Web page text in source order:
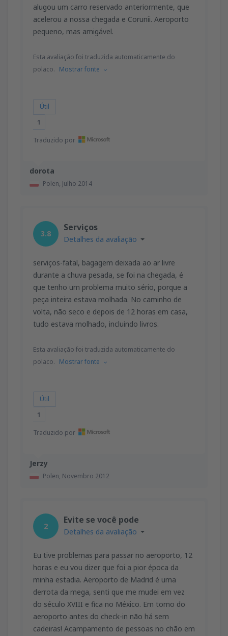
dorota
Polen, Julho 2014
alugou um carro reservado anteriormente, que
acelerou a nossa chegada e Corunii. Aeroporto
pequeno, mas amigável.
Esta avaliação foi traduzida automaticamente do
polaco. Mostrar fonte
Útil
1
Traduzido por
Jerzy
Polen, Novembro 2012
3.8
Serviços
Detalhes da avaliação
serviços-fatal, bagagem deixada ao ar livre
durante a chuva pesada, se foi na chegada, é
que tenho um problema muito sério, porque a
peça inteira estava molhada. No caminho de
volta, não seco e depois de 12 horas em casa,
tudo estava molhado, incluindo livros.
Esta avaliação foi traduzida automaticamente do
polaco. Mostrar fonte
Útil
1
Traduzido por
2
Evite se você pode
Detalhes da avaliação
Eu tive problemas para passar no aeroporto, 12
horas e eu vou dizer que foi a pior época da
minha estadia. Aeroporto de Madrid é uma
derrota da mega, senti que me mudei em vez
do século XVIII e fica no México. Em torno do
aeroporto antes do check-in não há sem
cadeiras! Acampamento de pessoas no chão em